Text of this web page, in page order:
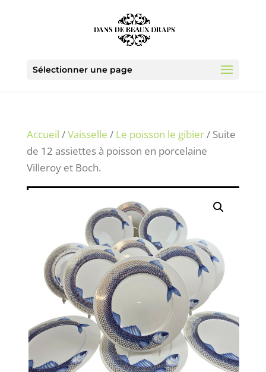
Sélectionner une page
Accueil /Vaisselle / Le poisson le gibier/ Suite
de 12 assiettes à poisson en porcelaine
Villeroy et Boch.